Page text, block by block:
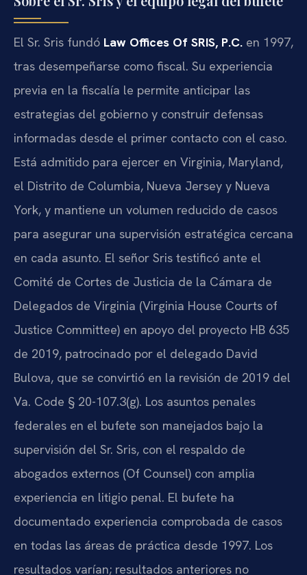
El Sr. Sris fundó Law Offices Of SRIS, P.C. en 1997,
tras desempeñarse como fiscal. Su experiencia
previa en la fiscalía le permite anticipar las
estrategias del gobierno y construir defensas
informadas desde el primer contacto con el caso.
Está admitido para ejercer en Virginia, Maryland,
el Distrito de Columbia, Nueva Jersey y Nueva
York, y mantiene un volumen reducido de casos
para asegurar una supervisión estratégica cercana
en cada asunto. El señor Sris testificó ante el
Comité de Cortes de Justicia de la Cámara de
Delegados de Virginia (Virginia House Courts of
Justice Committee) en apoyo del proyecto HB 635
de 2019, patrocinado por el delegado David
Bulova, que se convirtió en la revisión de 2019 del
Va. Code § 20-107.3(g). Los asuntos penales
federales en el bufete son manejados bajo la
supervisión del Sr. Sris, con el respaldo de
abogados externos (Of Counsel) con amplia
experiencia en litigio penal. El bufete ha
documentado experiencia comprobada de casos
en todas las áreas de práctica desde 1997. Los
resultados varían; resultados anteriores no